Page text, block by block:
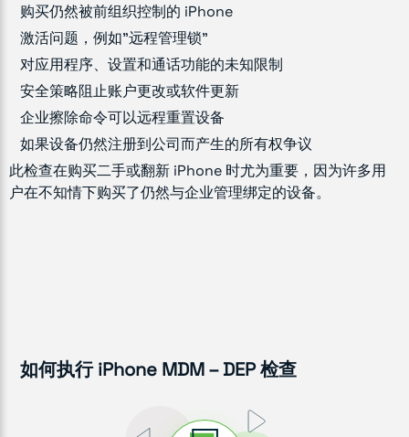
购买仍然被前组织控制的 iPhone
激活问题，例如"远程管理锁"
对应用程序、设置和通话功能的未知限制
安全策略阻止账户更改或软件更新
企业擦除命令可以远程重置设备
如果设备仍然注册到公司而产生的所有权争议
此检查在购买二手或翻新 iPhone 时尤为重要，因为许多用
户在不知情下购买了仍然与企业管理绑定的设备。
如何执行 iPhone MDM – DEP 检查